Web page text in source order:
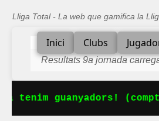
Lliga Total - La web que gamifica la
Inici Clubs
Resultats 9a jornada
tenim guanyadors!